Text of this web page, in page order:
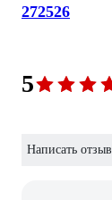
272526
5
Написать отзыв